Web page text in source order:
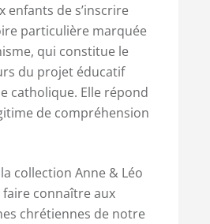
enfants de s’inscrire
particulière marquée
qui constitue le
du projet éducatif
catholique. Elle répond
de compréhension
collection Anne & Léo
connaître aux
chrétiennes de notre